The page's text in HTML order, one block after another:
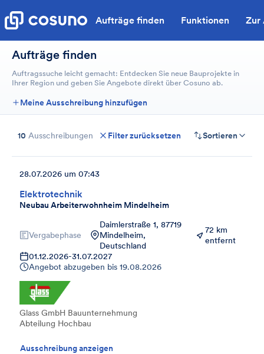
Aufträge finden Funktionen Zur
Aufträge finden
Auftragssuche leicht gemacht: Entdecken Sie neue Bauprojekte in
Ihrer Region und geben Sie Angebote direkt über Cosuno ab.
Meine Ausschreibung hinzufügen
10 Ausschreibungen Filter zurücksetzen Sortieren
Elektrotechnik
Neubau Arbeiterwohnheim Mindelheim
28.07.2026 um 07:43
Vergabephase
Daimlerstraße 1, 87719
Mindelheim,
Deutschland
72 km
entfernt
01.12.2026-31.07.2027
Angebot abzugeben bis 19.08.2026
Glass GmbH Bauunternehmung
Abteilung Hochbau
Ausschreibung anzeigen